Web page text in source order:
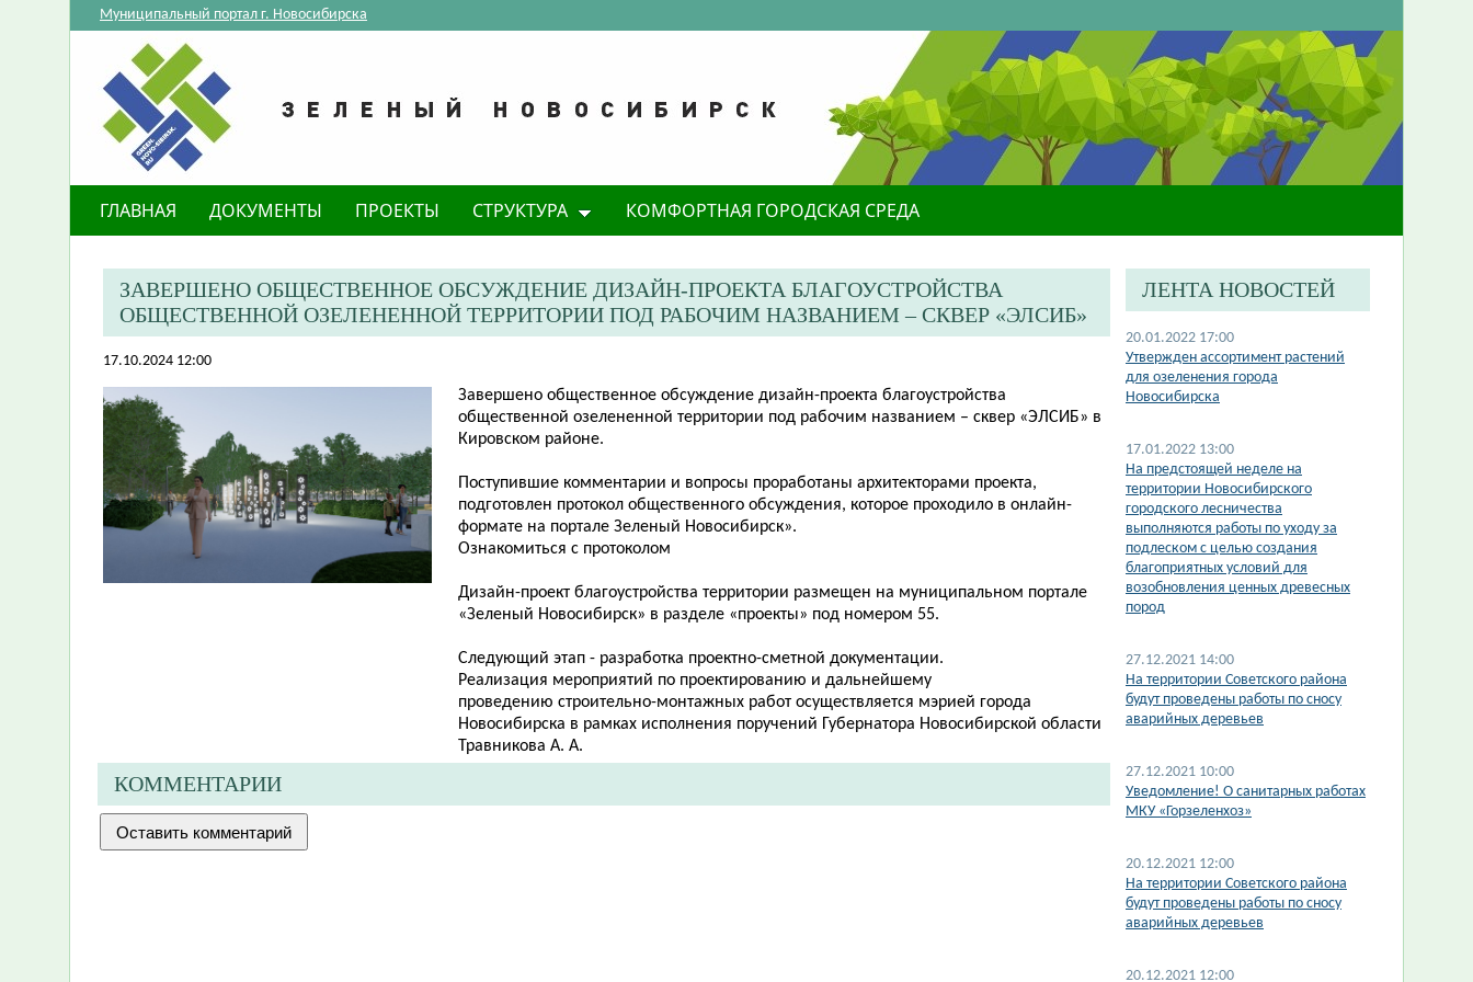
Муниципальный портал г. Новосибирска
ГЛАВНАЯ ДОКУМЕНТЫ ПРОЕКТЫ СТРУКТУРА КОМФОРТНАЯ ГОРОДСКАЯ СРЕДА
ЗАВЕРШЕНО ОБЩЕСТВЕННОЕ ОБСУЖДЕНИЕ ДИЗАЙН-ПРОЕКТА БЛАГОУСТРОЙСТВА
ОБЩЕСТВЕННОЙ ОЗЕЛЕНЕННОЙ ТЕРРИТОРИИ ПОД РАБОЧИМ НАЗВАНИЕМ – СКВЕР «ЭЛСИБ»
17.10.2024 12:00
Завершено общественное обсуждение дизайн-проекта благоустройства
общественной озелененной территории под рабочим названием – сквер «ЭЛСИБ» в
Кировском районе.
Поступившие комментарии и вопросы проработаны архитекторами проекта,
подготовлен протокол общественного обсуждения, которое проходило в онлайн-
формате на портале Зеленый Новосибирск».
Ознакомиться с протоколом
Дизайн-проект благоустройства территории размещен на муниципальном портале
«Зеленый Новосибирск» в разделе «проекты» под номером 55.
Следующий этап - разработка проектно-сметной документации.
Реализация мероприятий по проектированию и дальнейшему
проведению строительно-монтажных работ осуществляется мэрией города
Новосибирска в рамках исполнения поручений Губернатора Новосибирской области
Травникова А. А.​
КОММЕНТАРИИ
ЛЕНТА НОВОСТЕЙ
20.01.2022 17:00
Утвержден ассортимент растений
для озеленения города
Новосибирска
17.01.2022 13:00
На предстоящей неделе на
территории Новосибирского
городского лесничества
выполняются работы по уходу за
подлеском с целью создания
благоприятных условий для
возобновления ценных древесных
пород
27.12.2021 14:00
На территории Советского района
будут проведены работы по сносу
аварийных деревьев
27.12.2021 10:00
​Уведомление! О санитарных работах
МКУ «Горзеленхоз»
20.12.2021 12:00
На территории Советского района
будут проведены работы по сносу
аварийных деревьев
20.12.2021 12:00